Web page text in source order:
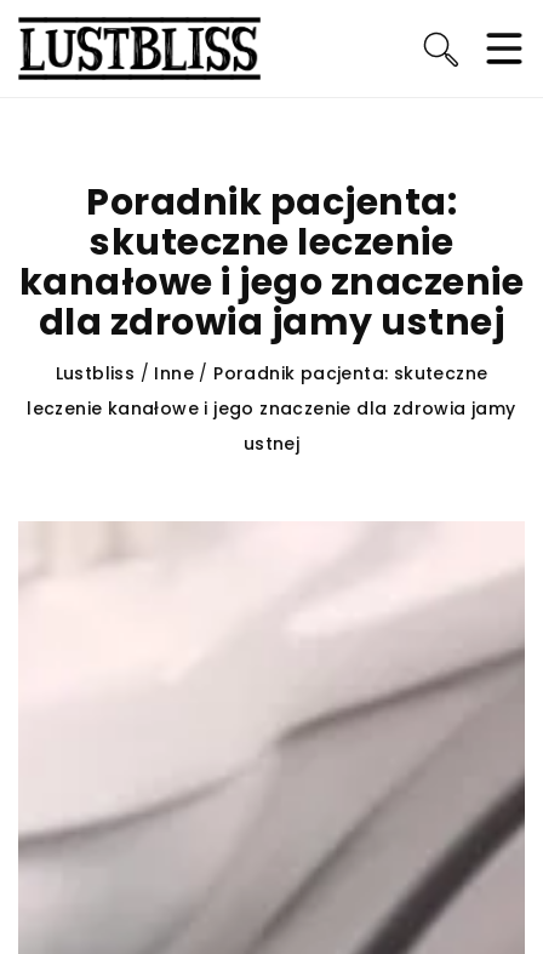
Poradnik pacjenta:
skuteczne leczenie
kanałowe i jego znaczenie
dla zdrowia jamy ustnej
Lustbliss / Inne / Poradnik pacjenta: skuteczne
leczenie kanałowe i jego znaczenie dla zdrowia jamy
ustnej